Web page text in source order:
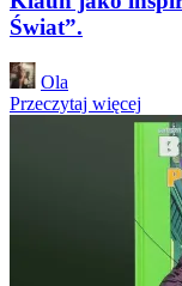
Świat”.
Posted
by
Ola
Przeczytaj więcej